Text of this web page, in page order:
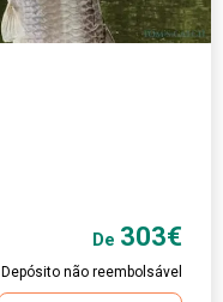
De 303€
Depósito não reembolsável